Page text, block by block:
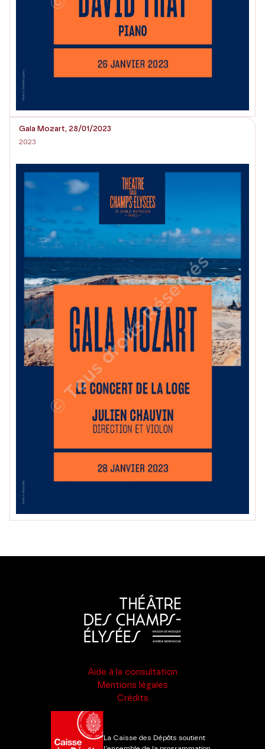
Gala Mozart, 28/01/2023
2023
Aide à la consultation
Mentions légales
Crédits
La Caisse des Dépôts soutient